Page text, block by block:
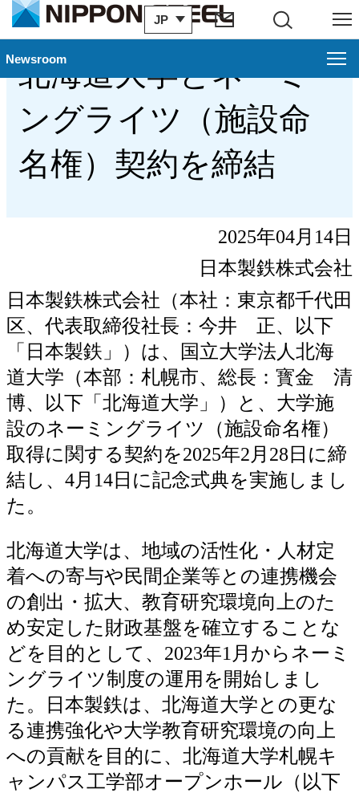
JP
サイト内検索 メニュー
Newsroom
経営
北海道大学とネーミ
ングライツ（施設命
名権）契約を締結
2025年04月14日
日本製鉄株式会社
日本製鉄株式会社（本社：東京都千代田
区、代表取締役社長：今井 正、以下
「日本製鉄」）は、国立大学法人北海
道大学（本部：札幌市、総長：寳金 清
博、以下「北海道大学」）と、大学施
設のネーミングライツ（施設命名権）
取得に関する契約を2025年2月28日に締
結し、4月14日に記念式典を実施しまし
た。
北海道大学は、地域の活性化・人材定
着への寄与や民間企業等との連携機会
の創出・拡大、教育研究環境向上のた
め安定した財政基盤を確立することな
どを目的として、2023年1月からネーミ
ングライツ制度の運用を開始しまし
た。日本製鉄は、北海道大学との更な
る連携強化や大学教育研究環境の向上
への貢献を目的に、北海道大学札幌キ
ャンパス工学部オープンホール（以下